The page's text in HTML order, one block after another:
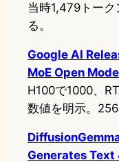
当時1,479トー
る。
Google AI
MoE Open
H100で1000、
数値を明示。
Generates Text